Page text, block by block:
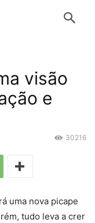
visão
e
30216
uma nova picape
tudo leva a crer